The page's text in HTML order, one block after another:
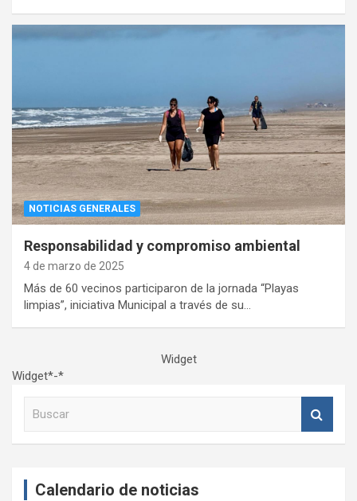
NOTICIAS GENERALES
Responsabilidad y compromiso ambiental
4 de marzo de 2025
Más de 60 vecinos participaron de la jornada “Playas
limpias”, iniciativa Municipal a través de su…
Widget
Widget*-*
Calendario de noticias